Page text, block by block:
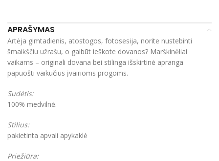
APRAŠYMAS
Artėja gimtadienis, atostogos, fotosesija, norite nustebinti
šmaikščiu užrašu, o galbūt ieškote dovanos? Marškinėliai
vaikams – originali dovana bei stilinga išskirtinė apranga
papuošti vaikučius įvairioms progoms.
Sudėtis:
100% medvilnė.
Stilius:
pakietinta apvali apykaklė
Priežiūra: